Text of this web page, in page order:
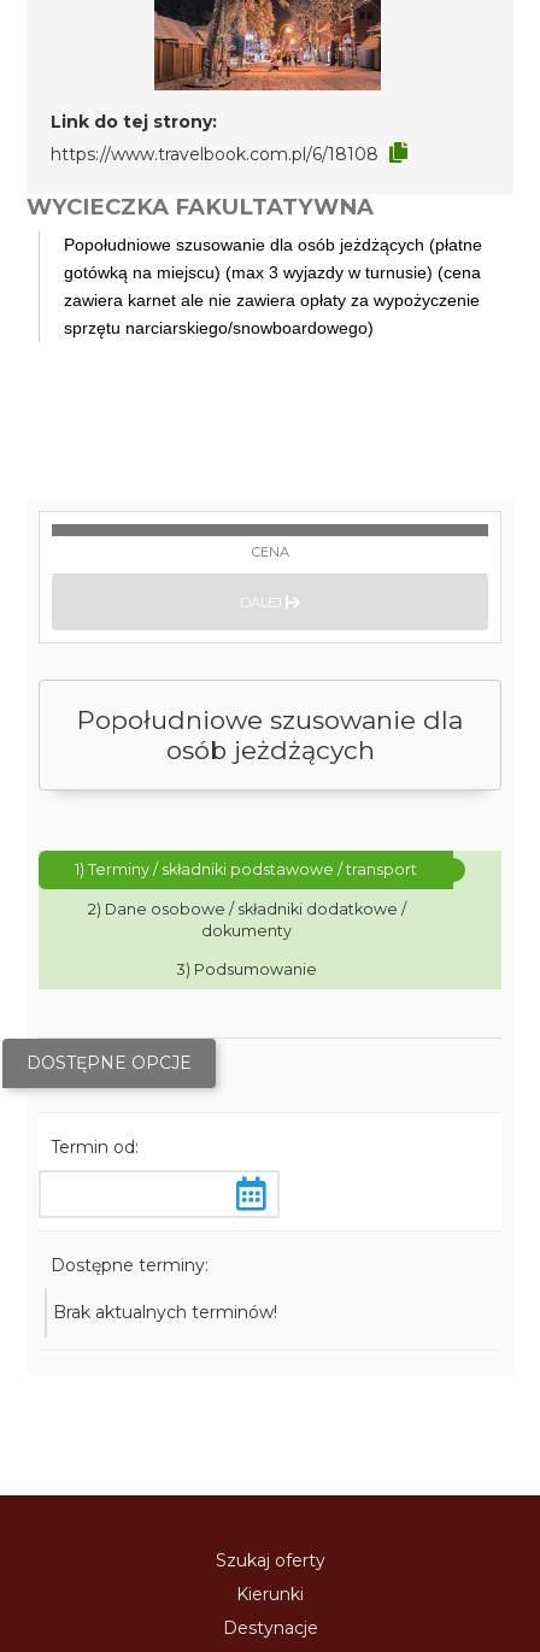
Link do tej strony:
https://www.travelbook.com.pl/6/18108
WYCIECZKA FAKULTATYWNA
Popołudniowe szusowanie dla osób jeżdżących (płatne
gotówką na miejscu) (max 3 wyjazdy w turnusie) (cena
zawiera karnet ale nie zawiera opłaty za wypożyczenie
sprzętu narciarskiego/snowboardowego)
Popołudniowe szusowanie dla
osób jeżdżących
1) Terminy / składniki podstawowe / transport
2) Dane osobowe / składniki dodatkowe /
dokumenty
3) Podsumowanie
DOSTĘPNE OPCJE
Termin od:
Dostępne terminy:
Brak aktualnych terminów!
CENA
DALEJ
Szukaj oferty
Kierunki
Destynacje